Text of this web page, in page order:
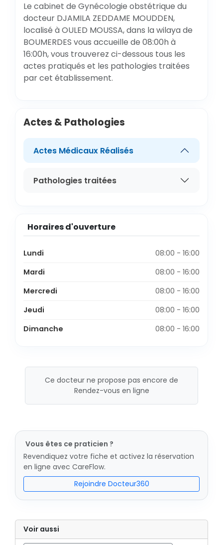
Le cabinet de Gynécologie obstétrique du
docteur DJAMILA ZEDDAME MOUDDEN,
localisé à OULED MOUSSA, dans la wilaya de
BOUMERDES vous accueille de 08:00h à
16:00h, vous trouverez ci-dessous tous les
actes pratiqués et les pathologies traitées
par cet établissement.
Actes & Pathologies
Actes Médicaux Réalisés
Pathologies traitées
Horaires d'ouverture
Lundi
08:00 - 16:00
Mardi
08:00 - 16:00
Mercredi
08:00 - 16:00
Jeudi
08:00 - 16:00
Dimanche
08:00 - 16:00
Ce docteur ne propose pas encore de
Rendez-vous en ligne
Vous êtes ce praticien ?
Revendiquez votre fiche et activez la réservation
en ligne avec CareFlow.
Rejoindre Docteur360
Voir aussi